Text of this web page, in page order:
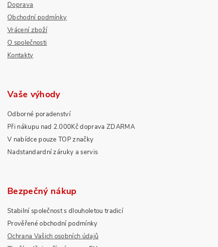
Doprava
Obchodní podmínky
Vrácení zboží
O společnosti
Kontakty
Vaše výhody
Odborné poradenství
Při nákupu nad 2.000Kč doprava ZDARMA
V nabídce pouze TOP značky
Nadstandardní záruky a servis
Bezpečný nákup
Stabilní společnost s dlouholetou tradicí
Prověřené obchodní podmínky
Ochrana Vašich osobních údajů